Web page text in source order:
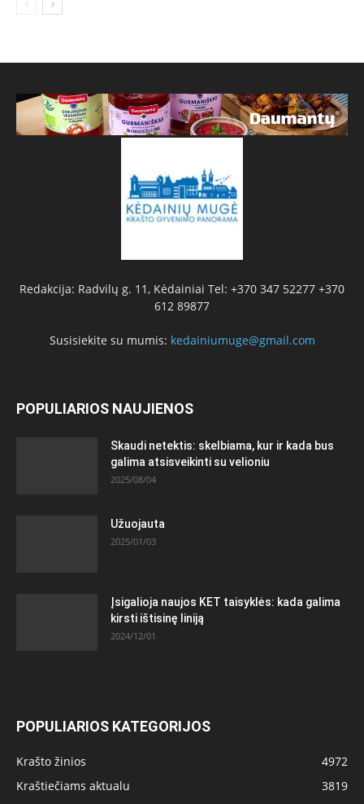
Redakcija: Radvilų g. 11, Kėdainiai Tel: +370 347 52277 +370
612 89877
Susisiekite su mumis: kedainiumuge@gmail.com
POPULIARIOS NAUJIENOS
Skaudi netektis: skelbiama, kur ir kada bus
galima atsisveikinti su velioniu
2025/08/04
Užuojauta
2025/01/03
Įsigalioja naujos KET taisyklės: kada galima
kirsti ištisinę liniją
2024/12/01
POPULIARIOS KATEGORIJOS
Krašto žinios
4972
Kraštiečiams aktualu
3819